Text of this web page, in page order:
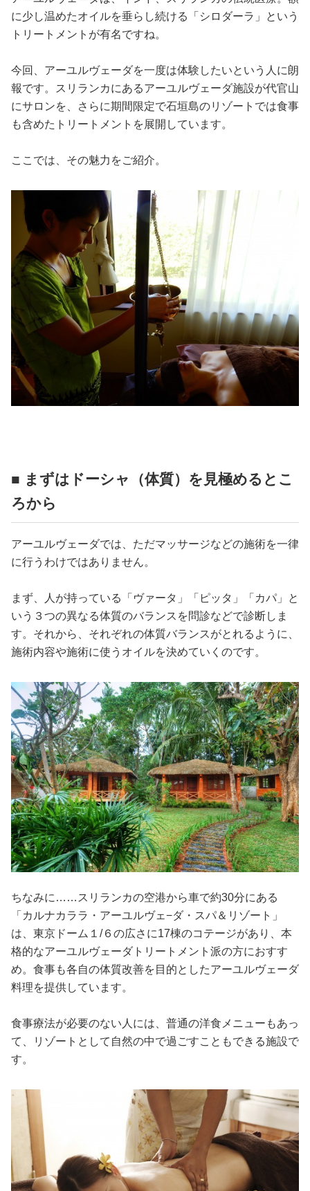
ゲーム
に少し温めたオイルを垂らし続ける「シロダーラ」という
トリートメントが有名ですね。
今回、アーユルヴェーダを一度は体験したいという人に朗
報です。スリランカにあるアーユルヴェーダ施設が代官山
にサロンを、さらに期間限定で石垣島のリゾートでは食事
も含めたトリートメントを展開しています。
ここでは、その魅力をご紹介。
■ まずはドーシャ（体質）を見極めるとこ
ろから
アーユルヴェーダでは、ただマッサージなどの施術を一律
に行うわけではありません。
まず、人が持っている「ヴァータ」「ピッタ」「カパ」と
いう３つの異なる体質のバランスを問診などで診断しま
す。それから、それぞれの体質バランスがとれるように、
施術内容や施術に使うオイルを決めていくのです。
ちなみに……スリランカの空港から車で約30分にある
「カルナカララ・アーユルヴェ−ダ・スパ＆リゾート」
は、東京ドーム１/６の広さに17棟のコテージがあり、本
格的なアーユルヴェーダトリートメント派の方におすす
め。食事も各自の体質改善を目的としたアーユルヴェーダ
料理を提供しています。
食事療法が必要のない人には、普通の洋食メニューもあっ
て、リゾートとして自然の中で過ごすこともできる施設で
す。